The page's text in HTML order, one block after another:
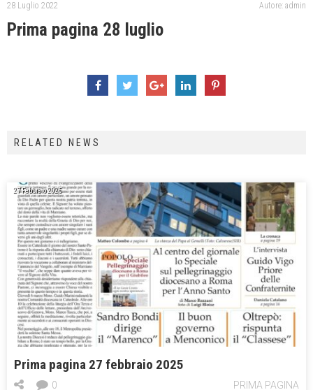
28 Luglio 2022 Autore: admin
Prima pagina 28 luglio
RELATED NEWS
27 Febbraio 2025
Prima pagina 27 febbraio 2025
PRIMA PAGINA
0